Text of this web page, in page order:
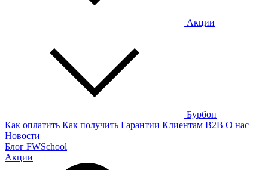
Акции
Бурбон
Как оплатить Как получить Гарантии Клиентам B2B О нас
Новости
Блог FWSchool
Акции